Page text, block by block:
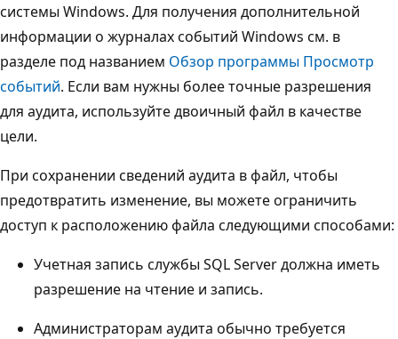
системы Windows. Для получения дополнительной
информации о журналах событий Windows см. в
разделе под названием Обзор программы Просмотр
событий. Если вам нужны более точные разрешения
для аудита, используйте двоичный файл в качестве
цели.
При сохранении сведений аудита в файл, чтобы
предотвратить изменение, вы можете ограничить
доступ к расположению файла следующими способами:
Учетная запись службы SQL Server должна иметь
разрешение на чтение и запись.
Администраторам аудита обычно требуется